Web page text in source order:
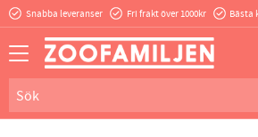
Snabba leveranser Fri frakt över 1000kr Bästa